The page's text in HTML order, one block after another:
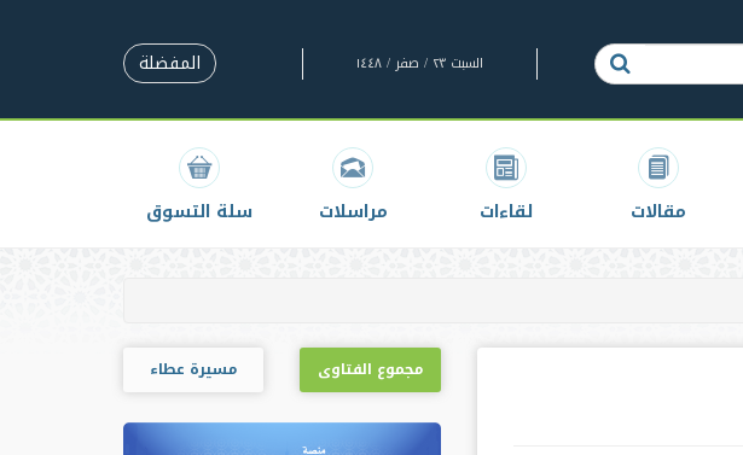
السبت ٢٣ / صفر / ١٤٤٨ المفضلة
مقالات لقاءات مراسلات سلة التسوق
مجموع الفتاوى مسيرة عطاء